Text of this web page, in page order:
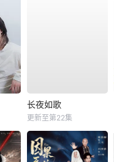
长夜如歌
更新至第22集